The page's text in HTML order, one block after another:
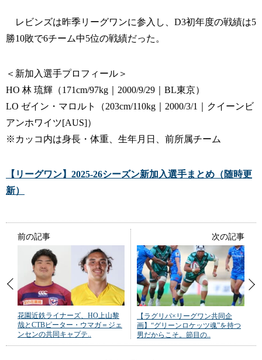
レビンズは昨季リーグワンに参入し、D3初年度の戦績は5
勝10敗で6チーム中5位の戦績だった。
＜新加入選手プロフィール＞
HO 林 琉輝（171cm/97kg｜2000/9/29｜BL東京）
LO ゼイン・マロルト（203cm/110kg｜2000/3/1｜クイーンビ
アンホワイツ[AUS]）
※カッコ内は身長・体重、生年月日、前所属チーム
【リーグワン】2025-26シーズン新加入選手まとめ（随時更
新）
前の記事
花園近鉄ライナーズ、HO上山黎
哉とCTBピーター・ウマガ＝ジェ
ンセンの共同キャプテ..
次の記事
【ラグリパ×リーグワン共同企
画】“グリーンロケッツ魂”を持つ
男だからこそ。節目の..